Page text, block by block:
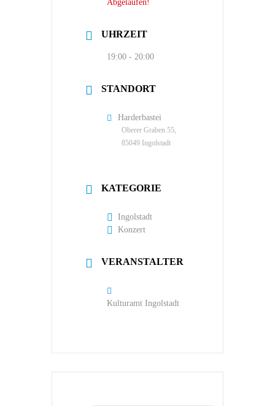
Abgelaufen!
UHRZEIT
19:00 - 20:00
STANDORT
Harderbastei
Oberer Graben 55,
85049 Ingolstadt
KATEGORIE
Ingolstadt
Konzert
VERANSTALTER
Kulturamt Ingolstadt